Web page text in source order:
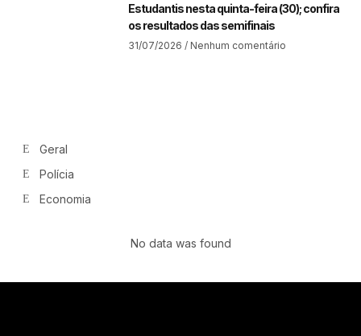
Estudantis nesta quinta-feira (30); confira
os resultados das semifinais
31/07/2026 Nenhum comentário
Geral
Polícia
Economia
No data was found